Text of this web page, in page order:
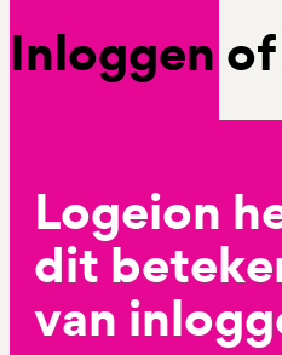
Inloggen
Logeion
dit
van